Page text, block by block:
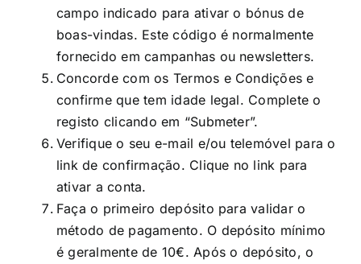
campo indicado para ativar o bónus de
boas-vindas. Este código é normalmente
fornecido em campanhas ou newsletters.
Concorde com os Termos e Condições e
confirme que tem idade legal. Complete o
registo clicando em “Submeter”.
Verifique o seu e-mail e/ou telemóvel para o
link de confirmação. Clique no link para
ativar a conta.
Faça o primeiro depósito para validar o
método de pagamento. O depósito mínimo
é geralmente de 10€. Após o depósito, o